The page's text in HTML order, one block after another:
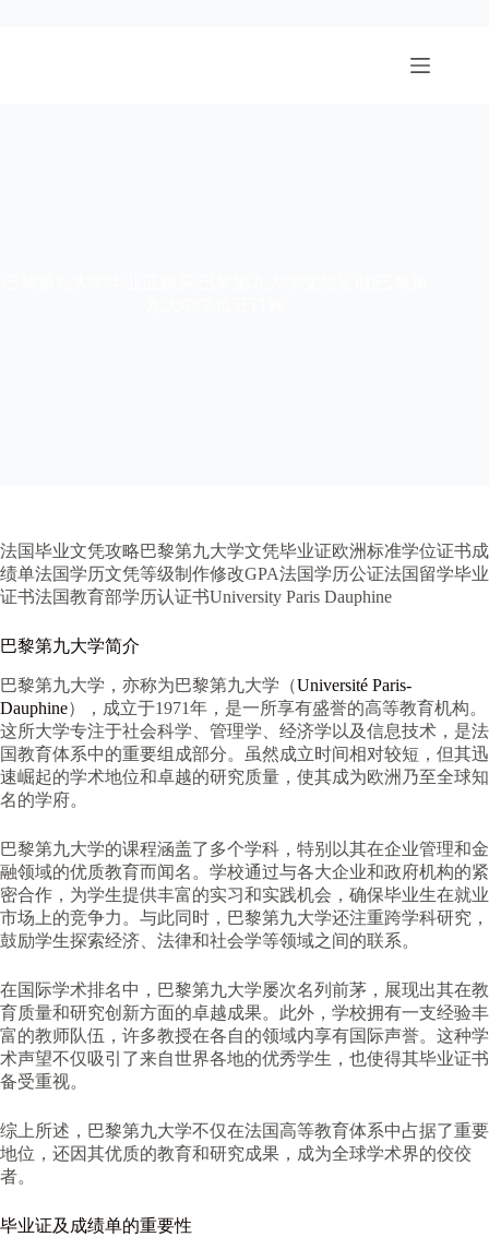
法国毕业文凭攻略巴黎第九大学文凭毕业证欧洲标准学位证书成
绩单法国学历文凭等级制作修改GPA法国学历公证法国留学毕业
证书法国教育部学历认证书University Paris Dauphine
巴黎第九大学简介
巴黎第九大学，亦称为巴黎第九大学（Université Paris-
Dauphine），成立于1971年，是一所享有盛誉的高等教育机构。
这所大学专注于社会科学、管理学、经济学以及信息技术，是法
国教育体系中的重要组成部分。虽然成立时间相对较短，但其迅
速崛起的学术地位和卓越的研究质量，使其成为欧洲乃至全球知
名的学府。
巴黎第九大学的课程涵盖了多个学科，特别以其在企业管理和金
融领域的优质教育而闻名。学校通过与各大企业和政府机构的紧
密合作，为学生提供丰富的实习和实践机会，确保毕业生在就业
市场上的竞争力。与此同时，巴黎第九大学还注重跨学科研究，
鼓励学生探索经济、法律和社会学等领域之间的联系。
在国际学术排名中，巴黎第九大学屡次名列前茅，展现出其在教
育质量和研究创新方面的卓越成果。此外，学校拥有一支经验丰
富的教师队伍，许多教授在各自的领域内享有国际声誉。这种学
术声望不仅吸引了来自世界各地的优秀学生，也使得其毕业证书
备受重视。
综上所述，巴黎第九大学不仅在法国高等教育体系中占据了重要
地位，还因其优质的教育和研究成果，成为全球学术界的佼佼
者。
毕业证及成绩单的重要性